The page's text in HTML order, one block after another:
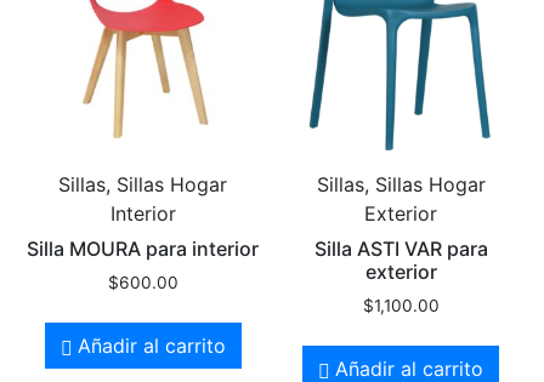
Sillas, Sillas Hogar
Interior
Silla MOURA para interior
$600.00
Añadir al carrito
Sillas, Sillas Hogar
Exterior
Silla ASTI VAR para
exterior
$1,100.00
Añadir al carrito